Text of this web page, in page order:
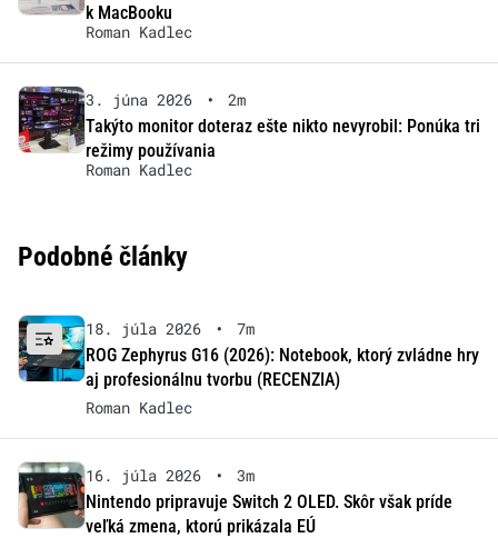
k MacBooku
Roman Kadlec
3. júna 2026 •
2m
Takýto monitor doteraz ešte nikto nevyrobil: Ponúka tri
režimy používania
Roman Kadlec
Podobné články
18. júla 2026 •
7m
ROG Zephyrus G16 (2026): Notebook, ktorý zvládne hry
aj profesionálnu tvorbu (RECENZIA)
Roman Kadlec
16. júla 2026 •
3m
Nintendo pripravuje Switch 2 OLED. Skôr však príde
veľká zmena, ktorú prikázala EÚ